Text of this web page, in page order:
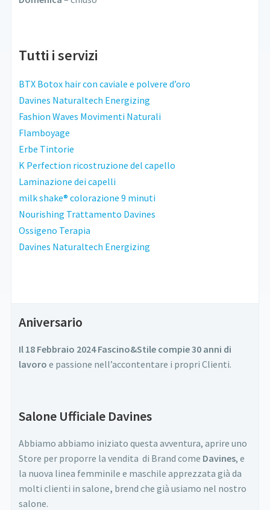
Tutti i servizi
BTX Botox hair con caviale e polvere d’oro
Davines Naturaltech Energizing
Fashion Waves Movimenti Naturali
Flamboyage
Erbe Tintorie
K Perfection ricostruzione del capello
Laminazione dei capelli
milk shake® colorazione 9 minuti
Nourishing Trattamento Davines
Ossigeno Terapia
Davines Naturaltech Energizing
Aniversario
Il 18 Febbraio 2024 Fascino&Stile compie 30 anni di
lavoro e passione nell’accontentare i propri Clienti.
Salone Ufficiale Davines
Abbiamo abbiamo iniziato questa avventura, aprire uno
Store per proporre la vendita di Brand come Davines, e
la nuova linea femminile e maschile apprezzata già da
molti clienti in salone, brend che già usiamo nel nostro
salone.